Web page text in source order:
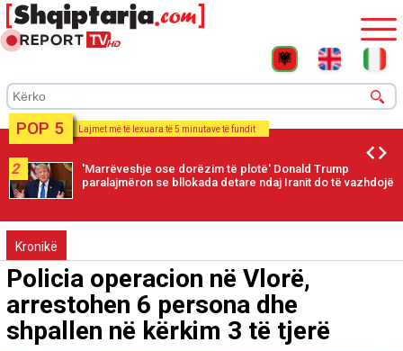
POP 5 Lajmet më të lexuara të 5 minutave të fundit
2
'Marrëveshje ose dorëzim të plotë' Donald Trump
paralajmëron se bllokada detare ndaj Iranit do të vazhdojë
Kronikë
Policia operacion në Vlorë,
arrestohen 6 persona dhe
shpallen në kërkim 3 të tjerë